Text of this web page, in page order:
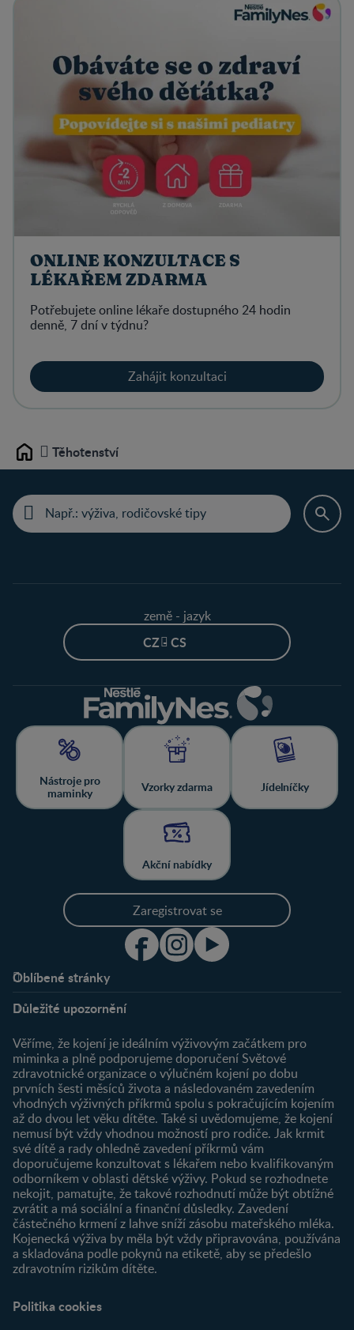
ONLINE KONZULTACE S
LÉKAŘEM ZDARMA
Potřebujete online lékaře dostupného 24 hodin
denně, 7 dní v týdnu?
Zahájit konzultaci
Home Těhotenství
země - jazyk
CZ - CS
Nástroje pro
maminky
Vzorky zdarma Jídelníčky
Akční nabídky
Zaregistrovat se
Oblíbené stránky
O nás
Můj účet
Registrace
Newsletter
Přihlášení
Produkty
Najít produkt
Důležité upozornění
Věříme, že kojení je ideálním výživovým začátkem pro
miminka a plně podporujeme doporučení Světové
zdravotnické organizace o výlučném kojení po dobu
prvních šesti měsíců života a následovaném zavedením
vhodných výživných příkrmů spolu s pokračujícím kojením
až do dvou let věku dítěte. Také si uvědomujeme, že kojení
nemusí být vždy vhodnou možností pro rodiče. Jak krmit
své dítě a rady ohledně zavedení příkrmů vám
doporučujeme konzultovat s lékařem nebo kvalifikovaným
odborníkem v oblasti dětské výživy. Pokud se rozhodnete
nekojit, pamatujte, že takové rozhodnutí může být obtížné
zvrátit a má sociální a finanční důsledky. Zavedení
částečného krmení z lahve sníží zásobu mateřského mléka.
Kojenecká výživa by měla být vždy připravována, používána
a skladována podle pokynů na etiketě, aby se předešlo
zdravotním rizikům dítěte.
Politika cookies